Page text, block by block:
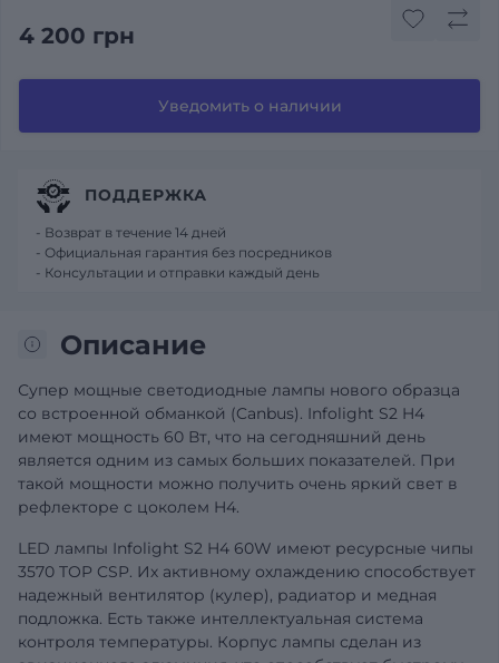
4 200 грн
Уведомить о наличии
Описание
Супер мощные светодиодные лампы нового образца
со встроенной обманкой (Canbus). Infolight S2 H4
имеют мощность 60 Вт, что на сегодняшний день
является одним из самых больших показателей. При
такой мощности можно получить очень яркий свет в
рефлекторе с цоколем H4.
LED лампы Infolight S2 H4 60W имеют ресурсные чипы
3570 TOP CSP. Их активному охлаждению способствует
надежный вентилятор (кулер), радиатор и медная
подложка. Есть также интеллектуальная система
контроля температуры. Корпус лампы сделан из
ПОДДЕРЖКА
- Возврат в течение 14 дней
- Официальная гарантия без посредников
- Консультации и отправки каждый день